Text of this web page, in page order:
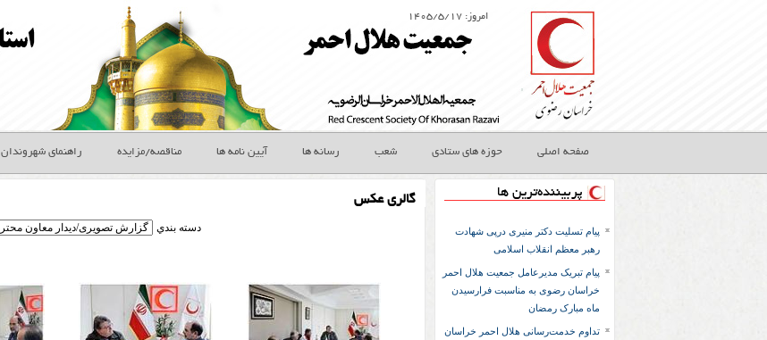
امروز: ۱۴۰۵/۵/۱۷
صفحه اصلی حوزه های ستادی شعب رسانه ها آیین نامه ها مناقصه/مزایده راهنمای شهروندان
پربیننده‌ترین ها
پیام تسلیت دکتر منیری درپی شهادت
رهبر معظم انقلاب اسلامی
پیام تبریک مدیرعامل جمعیت هلال احمر
خراسان رضوی به مناسبت فرارسیدن
ماه مبارک رمضان
تداوم خدمت‌رسانی هلال احمر خراسان
گالری عکس
دسته بندي